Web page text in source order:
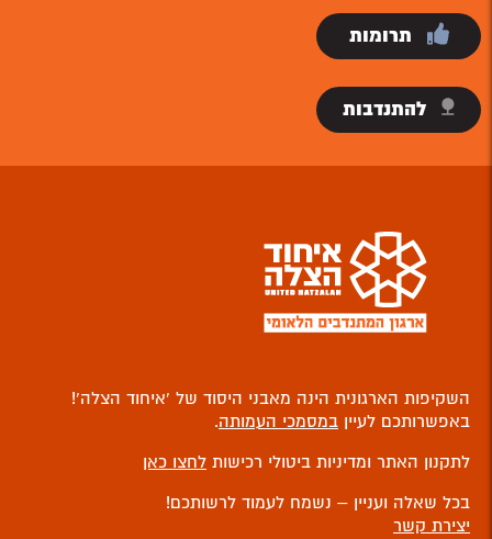
תרומות
להתנדבות
השקיפות הארגונית הינה מאבני היסוד של ‘איחוד הצלה’!
באפשרותכם לעיין במסמכי העמותה.
לתקנון האתר ומדיניות ביטולי רכישות לחצו כאן
בכל שאלה ועניין – נשמח לעמוד לרשותכם!
יצירת קשר